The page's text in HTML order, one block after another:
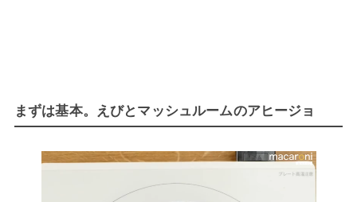
まずは基本。えびとマッシュルームのアヒージョ